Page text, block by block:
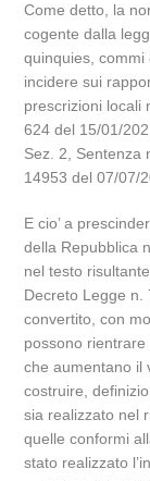
Come detto, la
cogente dalla
quinquies, commi
incidere sui
prescrizioni locali
624 del 15/01/
Sez. 2, Sentenza
14953 del 07/07/
E cio’ a
della Repubblica
nel testo
Decreto Legge n.
convertito, con
possono
che aumentano il
costruire,
sia realizzato nel
quelle conformi
stato realizzato